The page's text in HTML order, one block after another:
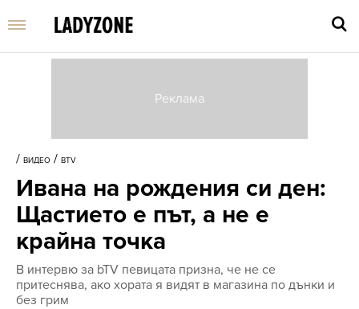
/ ВИДЕО / BTV
Ивана на рождения си ден:
Щастието е път, а не е
крайна точка
В интервю за bTV певицата призна, че не се
притеснява, ако хората я видят в магазина по дънки и
без грим